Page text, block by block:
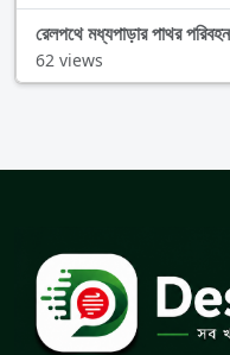
রেলপথে মধ্যপাড়ার পাথর
62 views